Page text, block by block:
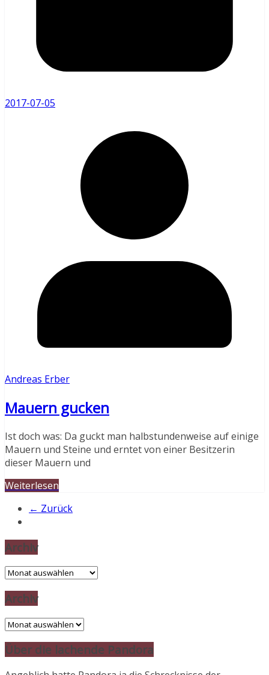
2017-07-05
Andreas Erber
Mauern gucken
Ist doch was: Da guckt man halbstundenweise auf einige
Mauern und Steine und erntet von einer Besitzerin
dieser Mauern und
Weiterlesen
← Zurück
Archiv
Archiv
Archiv
Archiv
Über die lachende Pandora